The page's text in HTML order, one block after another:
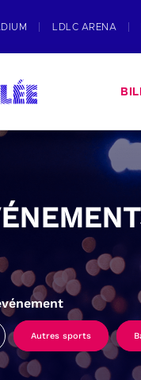
LDLC ARENA
Autres sports